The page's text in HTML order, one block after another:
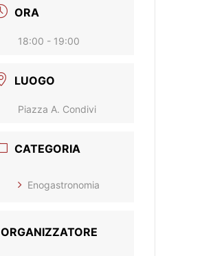
ORA
18:00 - 19:00
LUOGO
Piazza A. Condivi
CATEGORIA
Enogastronomia
ORGANIZZATORE